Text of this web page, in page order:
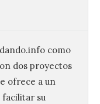
como
dos proyectos
ofrece a un
facilitar su